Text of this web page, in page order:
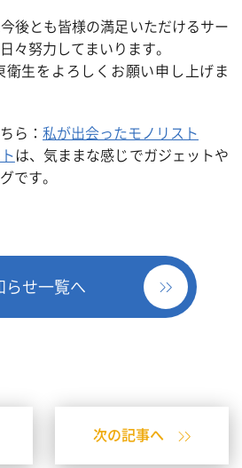
後とも皆様の満足いただけるサー
々努力してまいります。
衛生をよろしくお願い申し上げま
ら： 私が出会ったモノリスト
は、気ままな感じでガジェットや
です。
らせ一覧へ
次の記事へ